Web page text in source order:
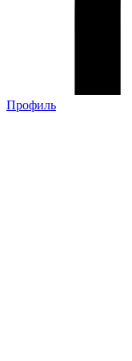
Профиль